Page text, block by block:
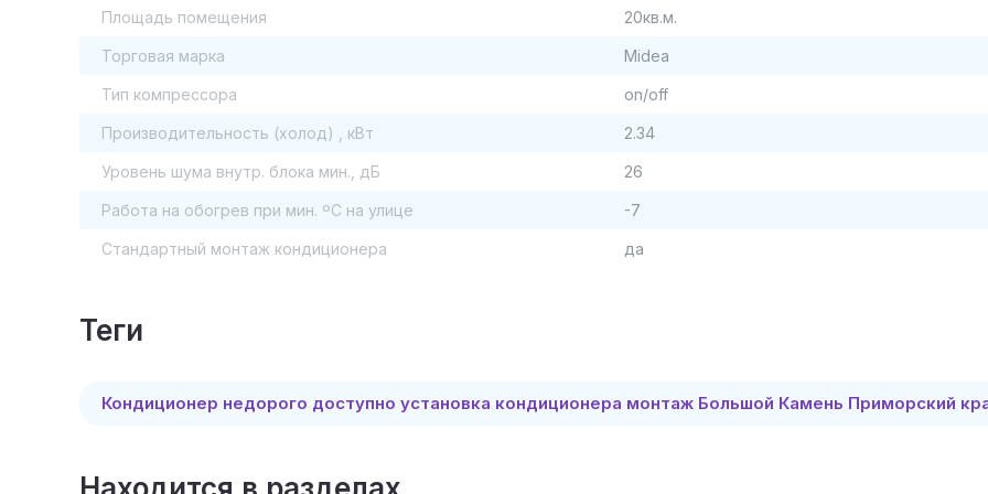
Площадь помещения 20кв.м.
Торговая марка Midea
Тип компрессора on/off
Производительность (холод) , кВт 2.34
Уровень шума внутр. блока мин., дБ 26
Работа на обогрев при мин. ºC на улице -7
Стандартный монтаж кондиционера да
теги
Кондиционер недорого доступно установка кондиционера монтаж Большой Камень Приморский